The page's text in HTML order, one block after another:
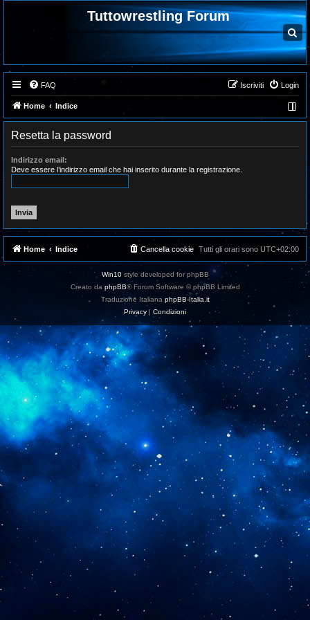
Tuttowrestling Forum
C
e
r
c
a
FAQ Login
Iscriviti
Home Indice
Resetta la password
Indirizzo email:
Deve essere l’indirizzo email che hai inserito durante la registrazione.
Home Indice Tutti gli orari sono UTC+02:00
Cancella cookie
Win10style developed for phpBB
Creato da phpBB® Forum Software © phpBB Limited
Traduzione Italiana phpBB-Italia.it
Privacy | Condizioni